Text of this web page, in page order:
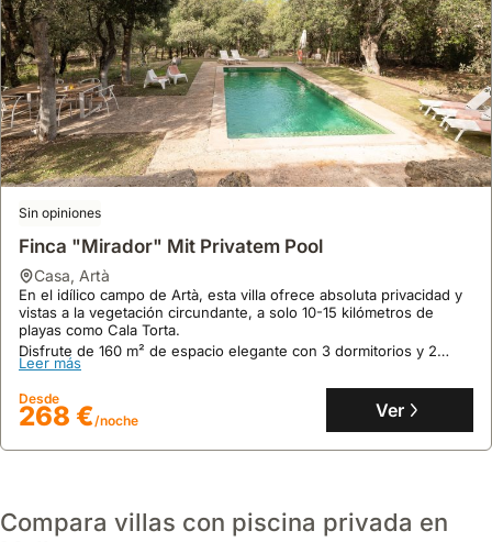
9.5 72 opiniones
casa ,Alcúdia
A 6 minutos a pie de la Playa del Puerto de Alcúdia, esta villa
ofrece alquiler vacacional en Alcudia, a 3 kilómetros del Parque
terraza con vistas a la montaña.
Desde
Sin opiniones
Finca "Mirador" Mit Privatem Pool
casa, Artà
En el idílico campo de Artà, esta villa ofrece absoluta privacidad y
vistas a la vegetación circundante, a solo 10-15 kilómetros de
playas como Cala Torta.
Disfrute de 160 m² de espacio elegante con 3 dormitorios y 2
baños, aire acondicionado, piscina privada de 8x4m, amplias
terrazas con zona chill-out y barbacoa, siendo una excelente
opción de alquiler vacacional.
Leer más
Desde
268 €/noche Ver
Compara villas con piscina privada en